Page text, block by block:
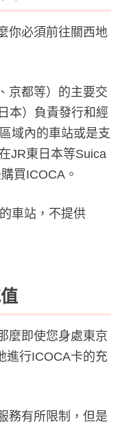
你必須前往關西地
京都等）的主要交
本）負責發行和經
域內的車站或是支
JR東日本等Suica
買ICOCA。
車站，不提供
麼即使您身處東京
進行ICOCA卡的充
務有所限制，但是